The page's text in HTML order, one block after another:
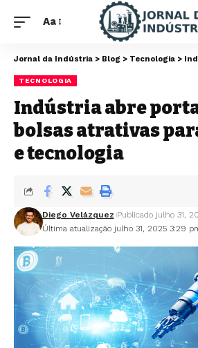
Aa
Jornal da Indústria > Blog > Tecnologia >
TECNOLOGIA
Indústria abre
bolsas atrativas
e tecnologia
Última atualização julho 31, 2025 3:29
Diego Velázquez Publicado julho 31,